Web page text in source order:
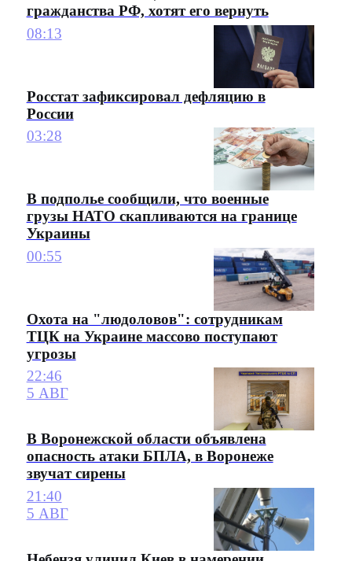
гражданства РФ, хотят его вернуть
08:13
Росстат зафиксировал дефляцию в
России
03:28
В подполье сообщили, что военные
грузы НАТО скапливаются на границе
Украины
00:55
Охота на "людоловов": сотрудникам
ТЦК на Украине массово поступают
угрозы
22:46
5 АВГ
В Воронежской области объявлена
опасность атаки БПЛА, в Воронеже
звучат сирены
21:40
5 АВГ